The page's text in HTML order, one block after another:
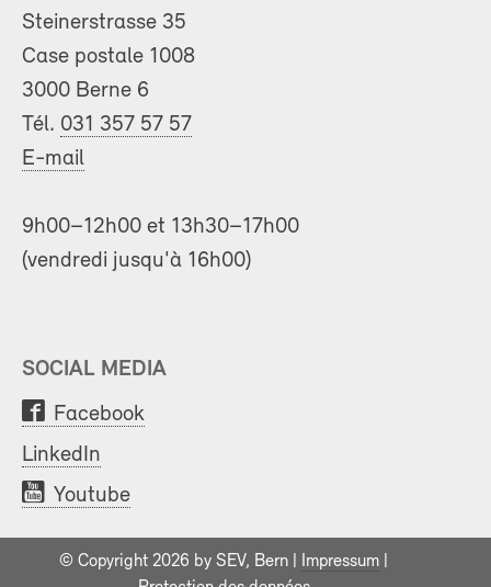
Steinerstrasse 35
Case postale 1008
3000 Berne 6
Tél. 031 357 57 57
E-mail
9h00–12h00 et 13h30–17h00
(vendredi jusqu'à 16h00)
SOCIAL MEDIA
Facebook
LinkedIn
Youtube
© Copyright 2026 by SEV, Bern | Impressum